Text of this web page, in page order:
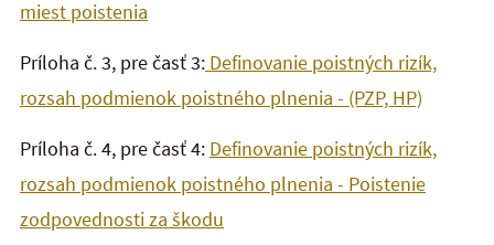
miest poistenia
Príloha č. 3, pre časť 3: Definovanie poistných rizík,
rozsah podmienok poistného plnenia - (PZP, HP)
Príloha č. 4, pre časť 4: Definovanie poistných rizík,
rozsah podmienok poistného plnenia - Poistenie
zodpovednosti za škodu